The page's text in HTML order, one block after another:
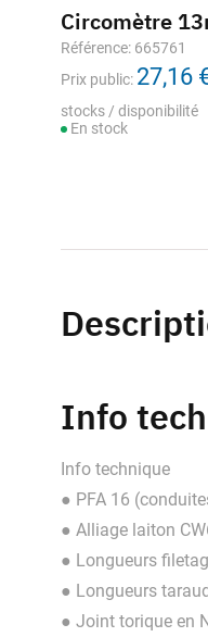
Circomètre
Référence: 665761
Prix public: 27,16
stocks / disponibilité
En stock
Info
Info technique
● PFA 16
● Alliage laiton
● Longueurs
● Longueurs
● Joint torique en